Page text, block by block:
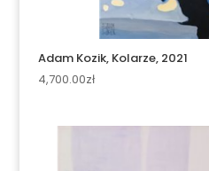
Adam Kozik, Kolarze, 2021
4,700.00zł